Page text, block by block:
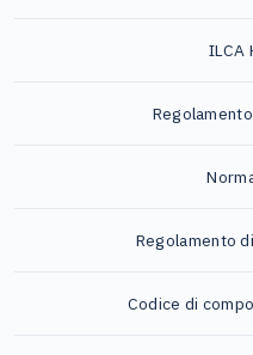
ILCA
Regolamento
Codice di